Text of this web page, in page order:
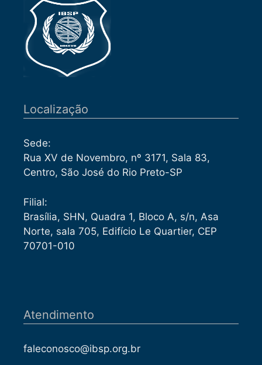
Localização
Sede:
Rua XV de Novembro, nº 3171, Sala 83,
Centro, São José do Rio Preto-SP
Filial:
Brasília, SHN, Quadra 1, Bloco A, s/n, Asa
Norte, sala 705, Edifício Le Quartier, CEP
70701-010
Atendimento
faleconosco@ibsp.org.br